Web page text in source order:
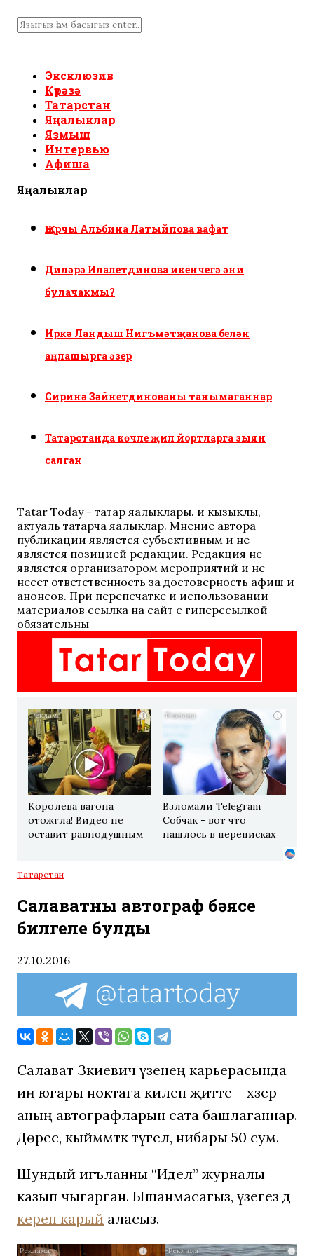
Эксклюзив
Күрәзә
Татарстан
Яңалыклар
Язмыш
Интервью
Афиша
Яңалыклар
Җырчы Альбина Латыйпова вафат
Диләрә Илалетдинова икенчегә әни
булачакмы?
Иркә Ландыш Нигъмәтҗанова белән
аңлашырга әзер
Сиринә Зәйнетдинованы танымаганнар
Татарстанда көчле җил йортларга зыян
салган
Tatar Today - татар яңалыклары. иң кызыклы,
актуаль татарча яңалыклар. Мнение автора
публикации является субъективным и не
является позицией редакции. Редакция не
является организатором мероприятий и не
несет ответственность за достоверность афиш и
анонсов. При перепечатке и использовании
материалов ссылка на сайт с гиперссылкой
обязательны
i
Королева вагона
отожгла! Видео не
оставит равнодушным
i
Взломали Telegram
Собчак - вот что
нашлось в переписках
Татарстан
Салаватның автограф бәясе
билгеле булды
27.10.2016
Салават Зәкиевич үзенең карьерасында
иң югары ноктага килеп җитте – хәзер
аның автографларын сата башлаганнар.
Дөрес, кыйммәткә түгел, нибары 50 сум.
Шундый игъланны “Идел” журналы
казып чыгарган. Ышанмасагыз, үзегез дә
кереп карый аласыз.
i i